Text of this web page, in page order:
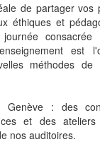
de partager vos
éthiques et
consacrée
est
méthodes de
Genève : des
et des
nos auditoires.